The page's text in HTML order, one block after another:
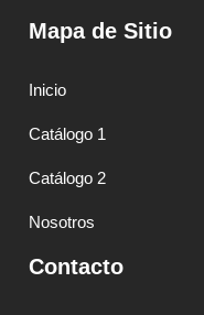
Mapa de Sitio
Inicio
Catálogo 1
Catálogo 2
Nosotros
Contacto